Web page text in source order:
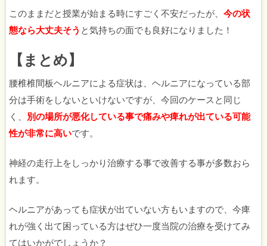
このままだと授業が始まる時にすごく不安だったが、 今の状
態なら大丈夫そう と気持ちの面でも良好になりました！
【まとめ】
腰椎椎間板ヘルニアによる症状は、ヘルニアになっている部
分は手術をしないといけないですが、今回のケースと同じ
く、 別の場所が悪化している事で痛みや痺れが出ている可能
性が非常に高いです。
神経の走行上をしっかり治療する事で改善する事が多数おら
れます。
ヘルニアがあっても症状が出ていない方もいますので、今痺
れが強く出て困っている方はぜひ一度当院の治療を受けてみ
てはいかがでしょうか？